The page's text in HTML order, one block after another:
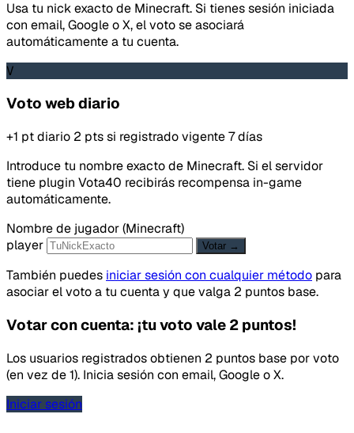
Usa tu nick exacto de Minecraft. Si tienes sesión iniciada
con email, Google o X, el voto se asociará
automáticamente a tu cuenta.
V
Voto web diario
+1 pt diario 2 pts si registradovigente 7 días
Introduce tu nombre exacto de Minecraft. Si el servidor
tiene plugin Vota40 recibirás recompensa in-game
automáticamente.
Nombre de jugador (Minecraft)
player
Votar →
También puedes iniciar sesión con cualquier método para
asociar el voto a tu cuenta y que valga 2 puntos base.
Votar con cuenta: ¡tu voto vale 2 puntos!
Los usuarios registrados obtienen 2 puntos base por voto
(en vez de 1). Inicia sesión con email, Google o X.
Iniciar sesión